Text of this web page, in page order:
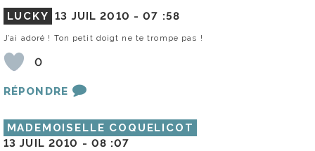
LUCKY 13 JUIL 2010 -07 :58
J’ai adoré ! Ton petit doigt ne te trompe pas !
0
RÉPONDRE
MADEMOISELLE COQUELICOT
13 JUIL 2010 - 08 :07